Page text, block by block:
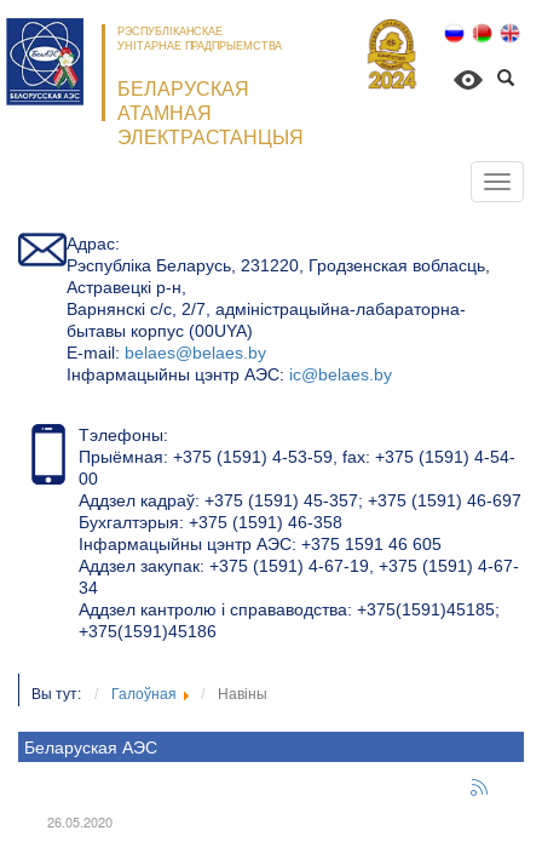
РЭСПУБЛІКАНСКАЕ
УНІТАРНАЕ ПРАДПРЫЕМСТВА
БЕЛАРУСКАЯ
АТАМНАЯ
ЭЛЕКТРАСТАНЦЫЯ
Адрас:
Рэспубліка Беларусь, 231220, Гродзенская вобласць,
Астравецкі р-н,
Варнянскі с/с, 2/7, адміністрацыйна-лабараторна-
бытавы корпус (00UYA)
Е-mail: belaes@belaes.by
Інфармацыйны цэнтр АЭС: ic@belaes.by
Тэлефоны:
Прыёмная: +375 (1591) 4-53-59, fax: +375 (1591) 4-54-
00
Аддзел кадраў: +375 (1591) 45-357; +375 (1591) 46-697
Бухгалтэрыя: +375 (1591) 46-358
Інфармацыйны цэнтр АЭС: +375 1591 46 605
Аддзел закупак: +375 (1591) 4-67-19, +375 (1591) 4-67-
34
Аддзел кантролю і справаводства: +375(1591)45185;
+375(1591)45186
Вы тут: Галоўная Навіны
Беларуская АЭС
26.05.2020